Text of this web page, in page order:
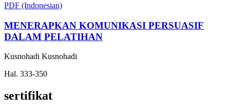
PDF (Indonesian)
MENERAPKAN KOMUNIKASI PERSUASIF
DALAM PELATIHAN
Kusnohadi Kusnohadi
Hal. 333-350
sertifikat